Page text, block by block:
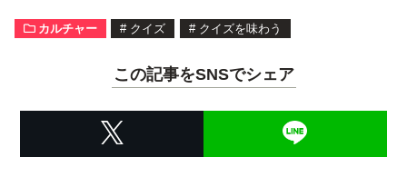
カルチャー # クイズ # クイズを味わう
この記事をSNSでシェア